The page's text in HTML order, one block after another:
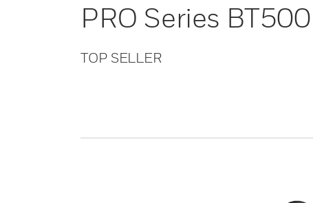
PRO Series
TOP SELLER